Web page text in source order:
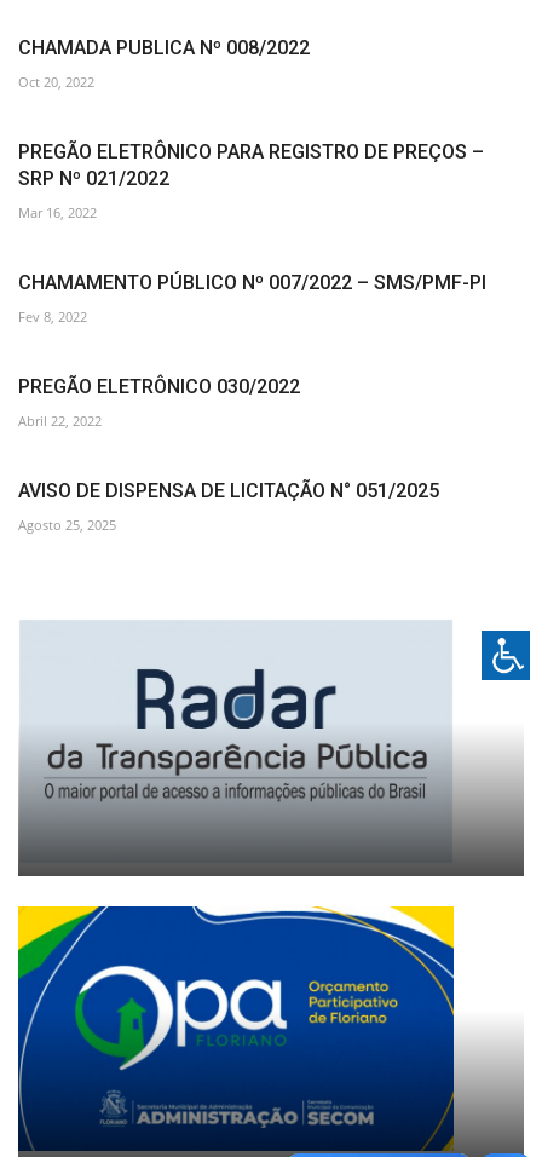
CHAMADA PUBLICA Nº 008/2022
Oct 20, 2022
PREGÃO ELETRÔNICO PARA REGISTRO DE PREÇOS –
SRP Nº 021/2022
Mar 16, 2022
CHAMAMENTO PÚBLICO Nº 007/2022 – SMS/PMF-PI
Fev 8, 2022
PREGÃO ELETRÔNICO 030/2022
Abril 22, 2022
AVISO DE DISPENSA DE LICITAÇÃO N° 051/2025
Agosto 25, 2025